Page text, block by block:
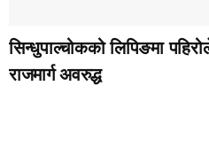
सिन्धुपाल्चोकको लिपिङमा
राजमार्ग अवरुद्ध